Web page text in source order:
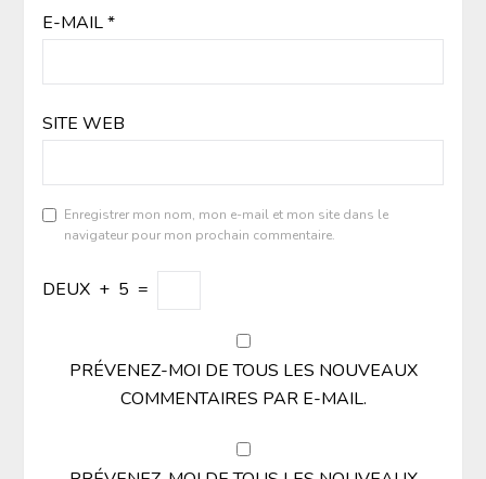
E-MAIL*
SITE WEB
Enregistrer mon nom, mon e-mail et mon site dans le
navigateur pour mon prochain commentaire.
DEUX + 5 =
PRÉVENEZ-MOI DE TOUS LES NOUVEAUX
COMMENTAIRES PAR E-MAIL.